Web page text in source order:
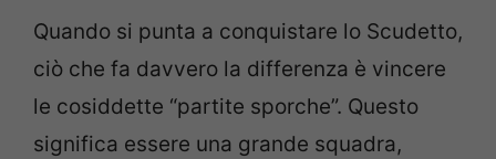
Quando si punta a conquistare lo Scudetto,
ciò che fa davvero la differenza è vincere
le cosiddette “partite sporche”. Questo
significa essere una grande squadra,